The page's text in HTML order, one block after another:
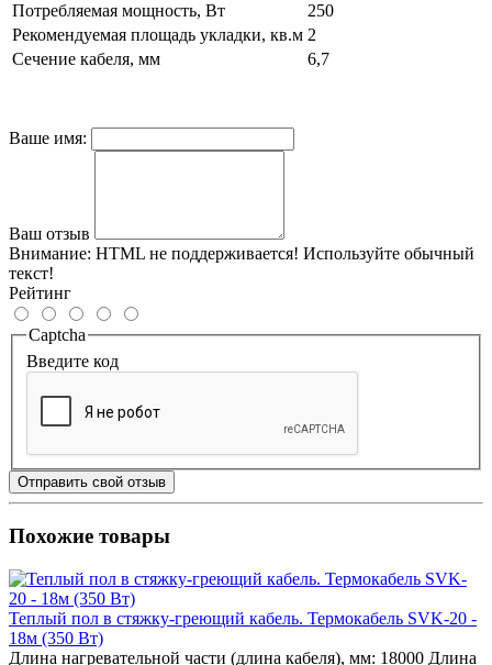
Потребляемая мощность, Вт
250
Рекомендуемая площадь укладки, кв.м 2
Сечение кабеля, мм
6,7
Ваше имя:
Ваш отзыв
Внимание: HTML не поддерживается! Используйте обычный
текст!
Рейтинг
Captcha
Введите код
Отправить свой отзыв
Похожие товары
Теплый пол в стяжку-греющий кабель. Термокабель SVK-20 -
18м (350 Вт)
Длина нагревательной части (длина кабеля), мм: 18000 Длина